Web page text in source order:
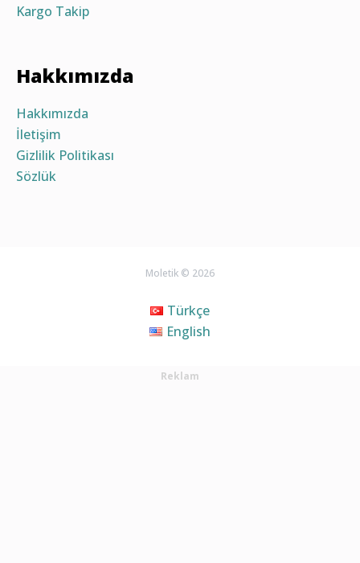
Kargo Takip
Hakkımızda
Hakkımızda
İletişim
Gizlilik Politikası
Sözlük
Moletik © 2026
Türkçe
English
Reklam